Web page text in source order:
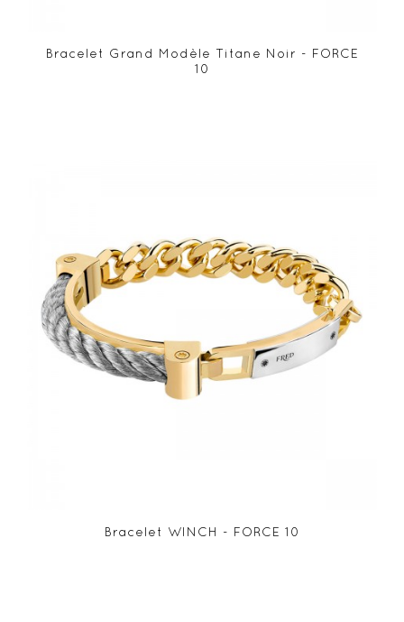
Bracelet Grand Modèle Titane Noir - FORCE
10
Bracelet WINCH - FORCE 10